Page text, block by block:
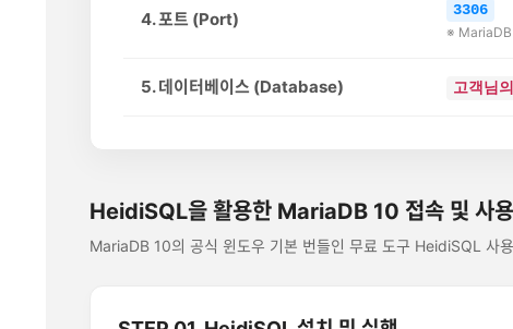
4. 포트 (Port) 3306
※ MariaDB
5. 데이터베이스 (Database) 고객님
HeidiSQL을 활용한 MariaDB 10 접속 및 사
MariaDB 10의 공식 윈도우 기본 번들인 무료 도구 HeidiSQL 사